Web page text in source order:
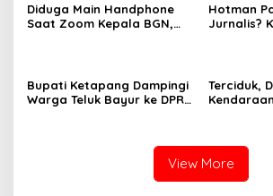
Diduga Main Handphone
Saat Zoom Kepala BGN,
Hotman
Jurnalis?
Bupati Ketapang Dampingi
Warga Teluk Bayur ke DPR
Terciduk,
View More